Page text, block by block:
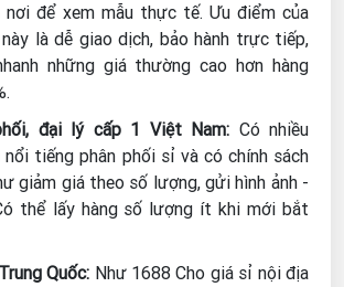
để xem mẫu thực tế. Ưu điểm của
là dễ giao dịch, bảo hành trực tiếp,
những giá thường cao hơn hàng
đại lý cấp 1 Việt Nam: Có nhiều
tiếng phân phối sỉ và có chính sách
giảm giá theo số lượng, gửi hình ảnh -
thể lấy hàng số lượng ít khi mới bắt
Quốc: Như 1688 Cho giá sỉ nội địa